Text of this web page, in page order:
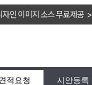
자인 이미지 소스 무료제공 >
적요청 시안등록